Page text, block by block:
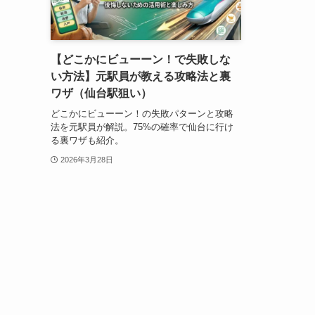
【どこかにビューーン！で失敗しな
い方法】元駅員が教える攻略法と裏
ワザ（仙台駅狙い）
どこかにビューーン！の失敗パターンと攻略
法を元駅員が解説。75%の確率で仙台に行け
る裏ワザも紹介。
2026年3月28日